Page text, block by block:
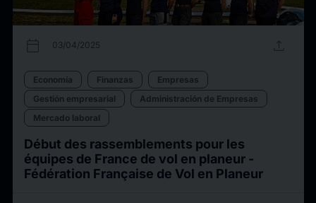
calendar_today 03/04/2025 upload
Economía Finanzas
Empresas
Gestión empresarial
Administración de Empresas
Mercado laboral
Début des rassemblements pour les
équipes de France de vol en planeur -
Fédération Française de Vol en Planeur